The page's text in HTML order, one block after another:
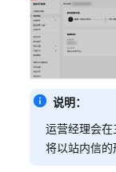
收
式
服
务
管
说明：
运营经理会
将以站内信的